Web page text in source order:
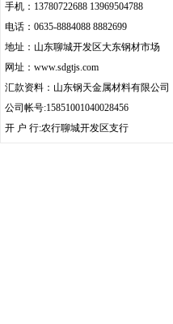
手机：13780722688 13969504788
电话：0635-8884088 8882699
地址：山东聊城开发区大东钢材市场
网址： www.sdgtjs.com
汇款资料：山东钢天金属材料有限公司
公司帐号:15851001040028456
开 户 行:农行聊城开发区支行